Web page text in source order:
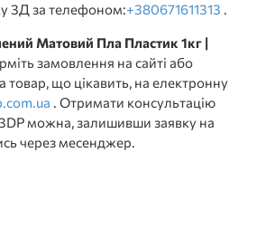
3Д за телефоном:+380671611313 .
Матовий Пла Пластик 1кг |
замовлення на сайті або
товар, що цікавить, на електронну
. Отримати консультацію
можна, залишивши заявку на
через месенджер.